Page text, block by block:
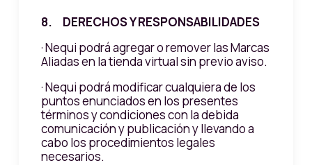
8. DERECHOS Y RESPONSABILIDADES
· Nequi podrá agregar o remover las Marcas
Aliadas en la tienda virtual sin previo aviso.
· Nequi podrá modificar cualquiera de los
puntos enunciados en los presentes
términos y condiciones con la debida
comunicación y publicación y llevando a
cabo los procedimientos legales
necesarios.